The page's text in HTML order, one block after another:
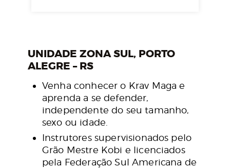
UNIDADE ZONA SUL, PORTO
ALEGRE – RS
Venha conhecer o Krav Maga e
aprenda a se defender,
independente do seu tamanho,
sexo ou idade.
Instrutores supervisionados pelo
Grão Mestre Kobi e licenciados
pela Federação Sul Americana de